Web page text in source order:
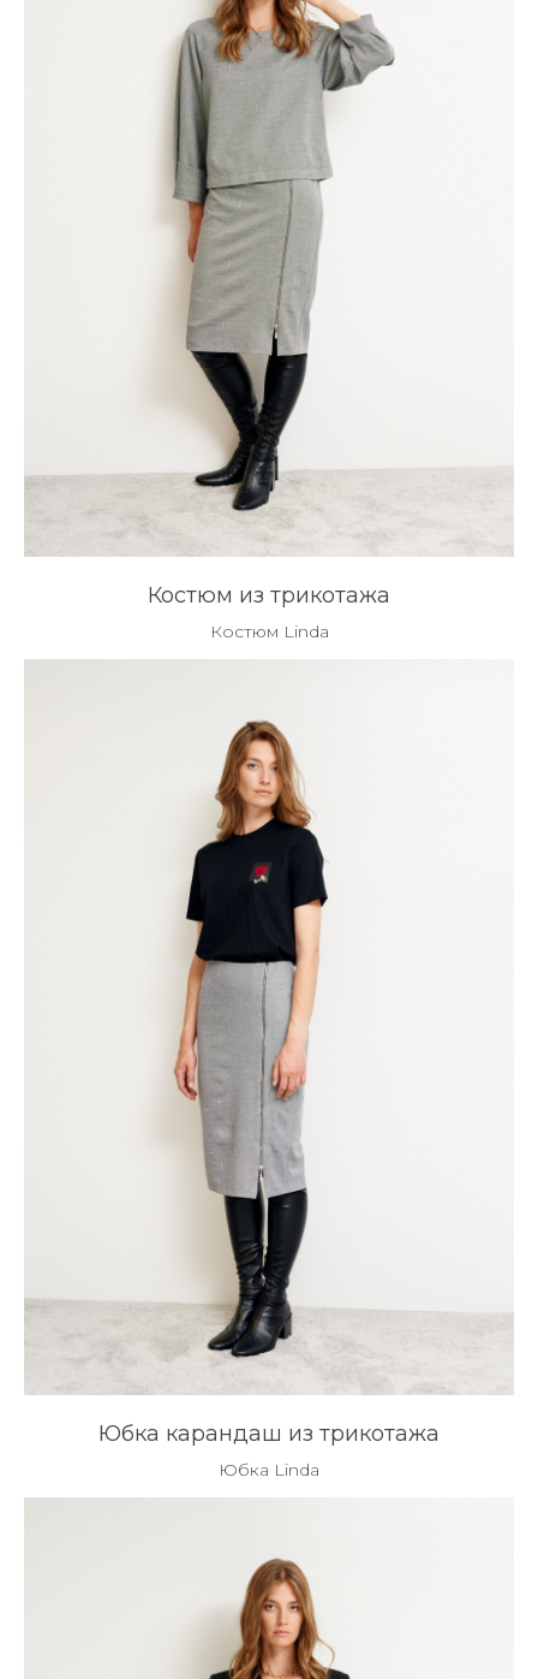
Костюм из трикотажа
Костюм Linda
Юбка карандаш из трикотажа
Юбка Linda